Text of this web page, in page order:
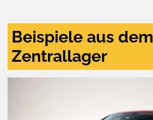
Beispiele aus dem
Zentrallager